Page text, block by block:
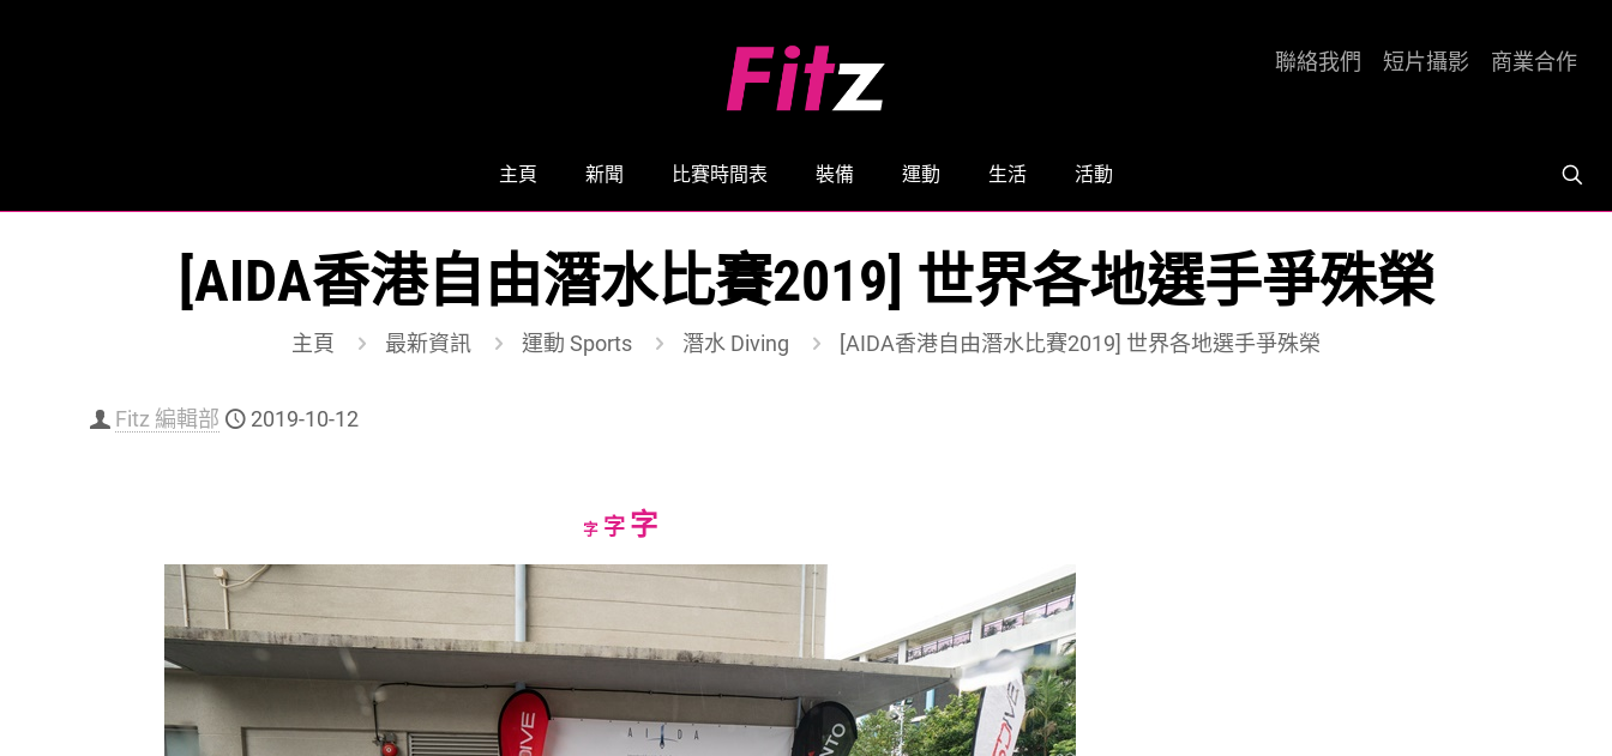
主頁 新聞 比賽時間表 裝備 運動 生活 活動
聯絡我們 短片攝影 商業合作
[AIDA香港自由潛水比賽2019] 世界各地選手爭殊榮
主頁 最新資訊 運動 Sports 潛水 Diving [AIDA香港自由潛水比賽2019] 世界各地選手爭殊榮
Fitz 編輯部 2019-10-12
字Decrease
字Reset
字Increase
font
size.